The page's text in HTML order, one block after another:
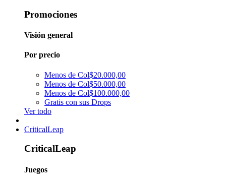
Promociones
Visión general
Por precio
Menos de Col$20.000,00
Menos de Col$50.000,00
Menos de Col$100.000,00
Gratis con sus Drops
Ver todo
CriticalLeap
CriticalLeap
Juegos